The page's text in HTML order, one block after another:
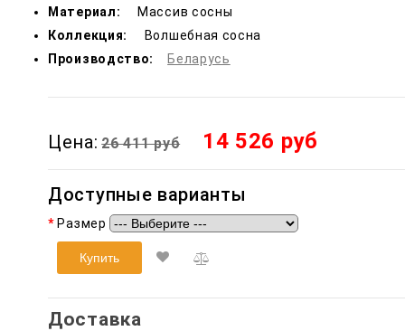
Материал:
Массив сосны
Коллекция:
Волшебная сосна
Производство:
Беларусь
Цена: 26 411 руб 14 526 руб
Доступные варианты
Размер
Купить
Доставка